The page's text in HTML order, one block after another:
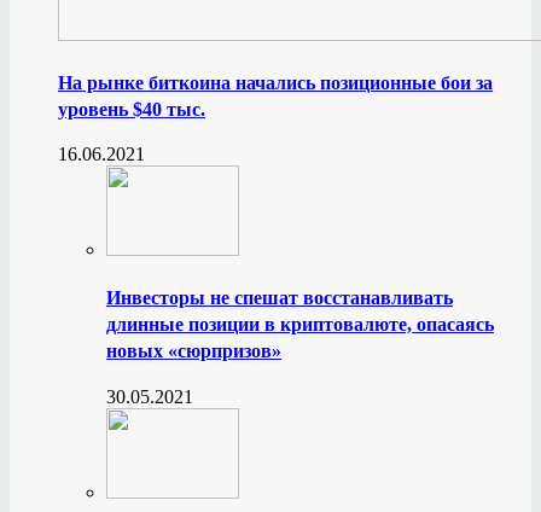
На рынке биткоина начались позиционные бои за
уровень $40 тыс.
16.06.2021
Инвесторы не спешат восстанавливать
длинные позиции в криптовалюте, опасаясь
новых «сюрпризов»
30.05.2021